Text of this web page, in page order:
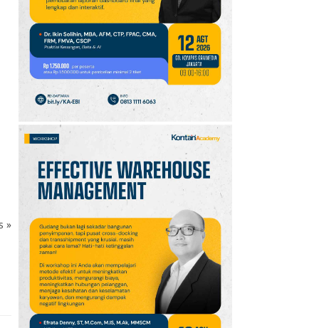
»
10 Promo JSM Superindo
7–9 Agustus 2026,
Minyak Goreng Rp37.900
hingga Buah Diskon 50%